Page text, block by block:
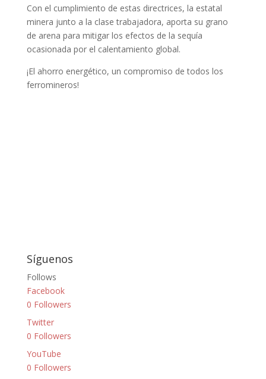
Con el cumplimiento de estas directrices, la estatal
minera junto a la clase trabajadora, aporta su grano
de arena para mitigar los efectos de la sequía
ocasionada por el calentamiento global.
¡El ahorro energético, un compromiso de todos los
ferromineros!
Síguenos
Follows
Facebook
0 Followers
Twitter
0 Followers
YouTube
0 Followers